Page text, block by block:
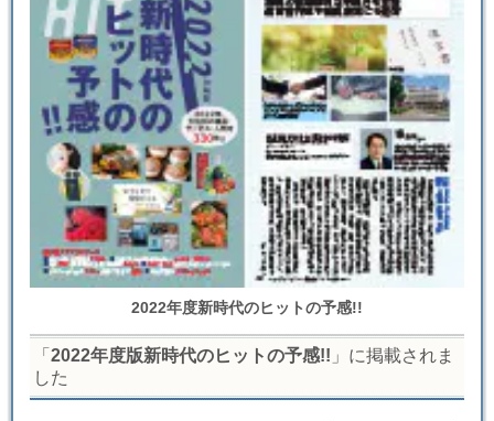
2022年度新時代のヒットの予感!!
「 2022年度版新時代のヒットの予感!! 」に掲載されま
した